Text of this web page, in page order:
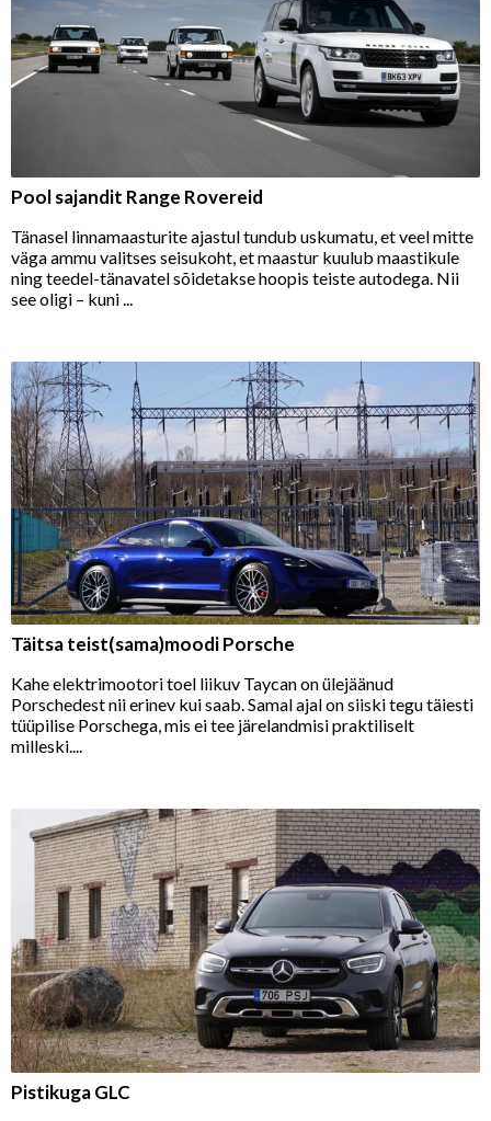
Pool sajandit Range Rovereid
Tänasel linnamaasturite ajastul tundub uskumatu, et veel mitte
väga ammu valitses seisukoht, et maastur kuulub maastikule
ning teedel-tänavatel sõidetakse hoopis teiste autodega. Nii
see oligi – kuni ...
Täitsa teist(sama)moodi Porsche
Kahe elektrimootori toel liikuv Taycan on ülejäänud
Porschedest nii erinev kui saab. Samal ajal on siiski tegu täiesti
tüüpilise Porschega, mis ei tee järelandmisi praktiliselt
milleski....
Pistikuga GLC